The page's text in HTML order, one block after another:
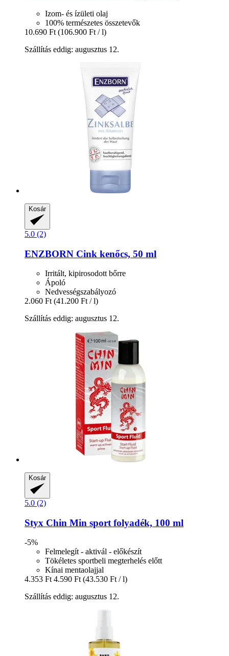
Izom- és ízületi olaj
100% természetes összetevők
10.690 Ft (106.900 Ft / l)
Szállítás eddig: augusztus 12.
Kosár
5.0 (2)
ENZBORN Cink kenőcs, 50 ml
Irritált, kipirosodott bőrre
Ápoló
Nedvességszabályozó
2.060 Ft (41.200 Ft / l)
Szállítás eddig: augusztus 12.
Kosár
5.0 (2)
Styx Chin Min sport folyadék, 100 ml
-5%
Felmelegít - aktivál - előkészít
Tökéletes sportbeli megterhelés előtt
Kínai mentaolajjal
4.353 Ft 4.590 Ft (43.530 Ft / l)
Szállítás eddig: augusztus 12.